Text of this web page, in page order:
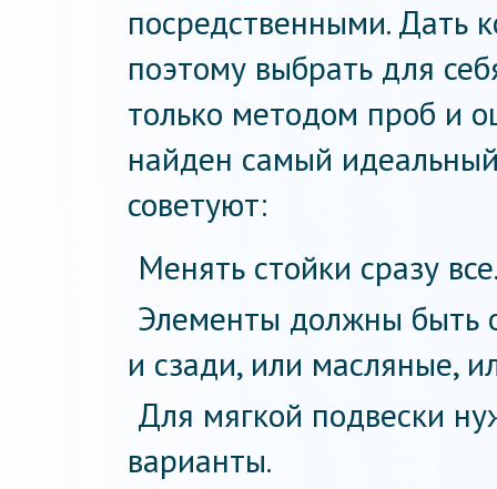
посредственными. Дать
поэтому выбрать для
только методом проб и
найден самый
советуют:
Менять стойки сразу
Элементы должны быть
и сзади, или масляные,
Для мягкой подвески
варианты.